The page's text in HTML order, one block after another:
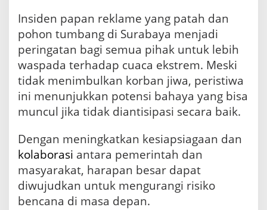
Insiden papan reklame yang patah dan
pohon tumbang di Surabaya menjadi
peringatan bagi semua pihak untuk lebih
waspada terhadap cuaca ekstrem. Meski
tidak menimbulkan korban jiwa, peristiwa
ini menunjukkan potensi bahaya yang bisa
muncul jika tidak diantisipasi secara baik.
kolaborasi antara pemerintah dan
masyarakat, harapan besar dapat
diwujudkan untuk mengurangi risiko
bencana di masa depan.